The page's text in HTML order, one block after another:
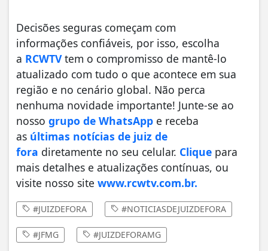
Decisões seguras começam com
informações confiáveis, por isso, escolha
a RCWTVtem o compromisso de mantê-lo
atualizado com tudo o que acontece em sua
região e no cenário global. Não perca
nenhuma novidade importante! Junte-se ao
nosso grupo de WhatsApp e receba
as últimas notícias de juiz de
fora diretamente no seu celular. Clique para
mais detalhes e atualizações contínuas, ou
visite nosso site www.rcwtv.com.br.
#JUIZDEFORA #NOTICIASDEJUIZDEFORA
#JFMG #JUIZDEFORAMG